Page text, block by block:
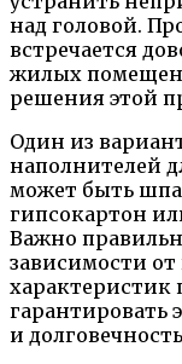
над головой.
встречается
жилых
решения этой
Один из
наполнителей
может быть
гипсокартон
Важно
зависимости
характеристик
и